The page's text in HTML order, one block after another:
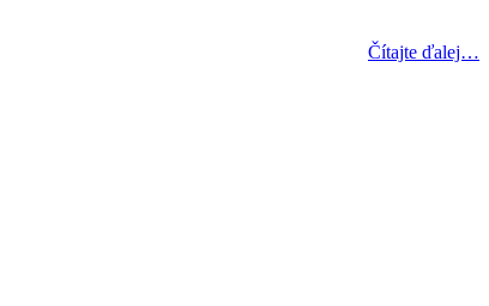
Čítajte ďalej…